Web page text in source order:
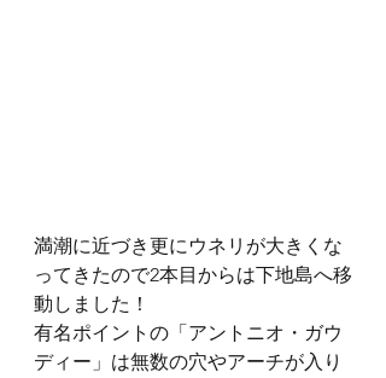
満潮に近づき更にウネリが大きくな
ってきたので2本目からは下地島へ移
動しました！
有名ポイントの「アントニオ・ガウ
ディー」は無数の穴やアーチが入り